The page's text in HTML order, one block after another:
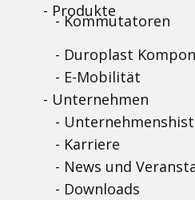
- Produkte
- Duroplast
- E-Mobilität
- Unternehmen
-
- Karriere
- News und
- Downloads
- Kommutatoren